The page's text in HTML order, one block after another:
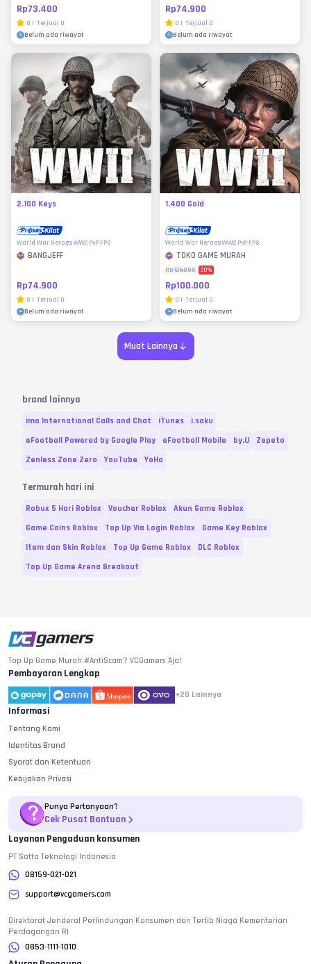
Rp73.400
0 | Terjual 0
Belum ada riwayat
Rp74.900
0 | Terjual 0
Belum ada riwayat
2.100 Keys
World War Heroes: WW2 PvP FPS
BANGJEFF
Rp74.900
0 | Terjual 0
Belum ada riwayat
1.400 Gold
World War Heroes: WW2 PvP FPS
TOKO GAME MURAH
Rp125.000 20%
Rp100.000
0 | Terjual 0
Belum ada riwayat
Muat Lainnya
brand lainnya
imo International Calls and Chat iTunes
i.saku
eFootball Powered by Google Play
eFootball Mobile by.U
Zepeto
Zenless Zone Zero
YouTube YoHo
Termurah hari ini
Robux 5 Hari Roblox Voucher Roblox
Akun Game Roblox
Game Coins Roblox
Top Up Via Login Roblox
Game Key Roblox
Item dan Skin Roblox
Top Up Game Roblox
DLC Roblox
Top Up Game Arena Breakout
Top Up Game Murah #AntiScam? VCGamers Aja!
Pembayaran Lengkap
+20 Lainnya
Informasi
Tentang Kami
Identitas Brand
Syarat dan Ketentuan
Kebijakan Privasi
Punya Pertanyaan?
Cek Pusat Bantuan
Layanan Pengaduan konsumen
PT Sotta Teknologi Indonesia
08159-021-021
support@vcgamers.com
Direktorat Jenderal Perlindungan Konsumen dan Tertib Niaga Kementerian
Perdagangan RI
0853-1111-1010